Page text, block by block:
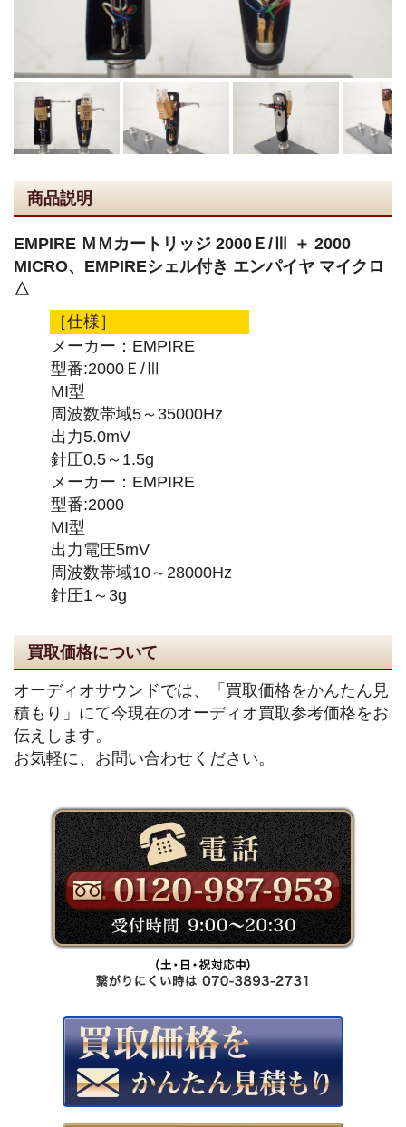
商品説明
EMPIRE ＭＭカートリッジ 2000Ｅ/Ⅲ ＋ 2000
MICRO、EMPIREシェル付き エンパイヤ マイクロ
△
［仕様］
メーカー：EMPIRE
型番:2000Ｅ/Ⅲ
MI型
周波数帯域5～35000Hz
出力5.0mV
針圧0.5～1.5g
メーカー：EMPIRE
型番:2000
MI型
出力電圧5mV
周波数帯域10～28000Hz
針圧1～3g
買取価格について
オーディオサウンドでは、「買取価格をかんたん見
積もり」にて今現在のオーディオ買取参考価格をお
伝えします。
お気軽に、お問い合わせください。